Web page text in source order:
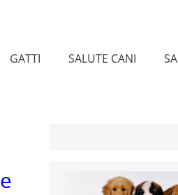
GATTI SALUTE CANI